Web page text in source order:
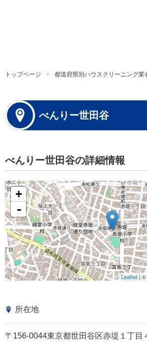
トップページ 都道府県別ハウスクリーニング業
べんりー世田谷
べんりー世田谷の詳細情報
+
-
Leaflet| ©
所在地
〒156-0044東京都世田谷区赤堤１丁目